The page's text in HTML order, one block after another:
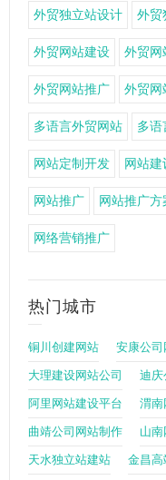
外贸独立站设计 外贸
外贸网站建设 外贸网
外贸网站推广 外贸网
多语言外贸网站 多语
网站定制开发 网站建
网站推广 网站推广方
网络营销推广
热门城市
铜川创建网站 安康公
大理建设网站公司 迪庆
阿里网站建设平台 渭南
曲靖公司网站制作 山
天水独立站建站 金昌高